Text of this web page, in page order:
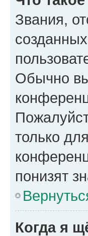
Звания,
Обычно
только
понизят
Когда я